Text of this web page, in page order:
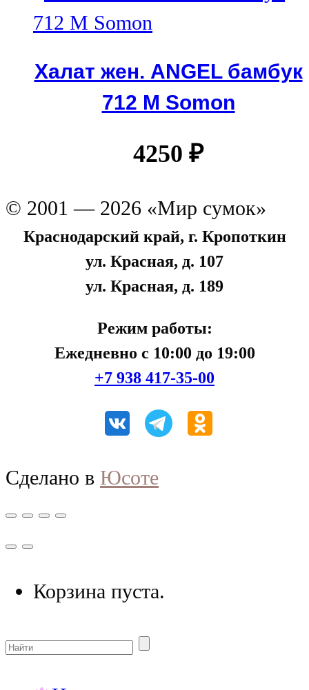
Халат жен. ANGEL бамбук
712 М Somon
4250 ₽
© 2001 — 2026 «Мир сумок»
Краснодарский край, г. Кропоткин
ул. Красная, д. 107
ул. Красная, д. 189
Режим работы:
Ежедневно с 10:00 до 19:00
+7 938 417-35-00
Сделано в Юсоте
Корзина пуста.